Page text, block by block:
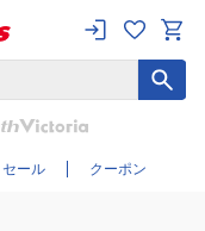
セール クーポン